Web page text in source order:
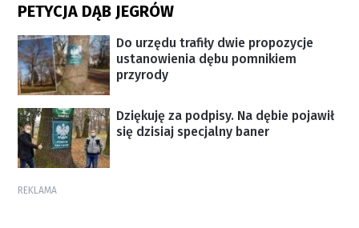
PETYCJA DĄB JEGRÓW
Do urzędu trafiły dwie propozycje
ustanowienia dębu pomnikiem
przyrody
Dziękuję za podpisy. Na dębie pojawił
się dzisiaj specjalny baner
REKLAMA